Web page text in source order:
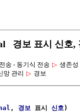
경보 표시 신호,
전송 - 동기식 전송 ▷ 생존성
망 관리 ▷ 경보
, 경보 표시 신호 )